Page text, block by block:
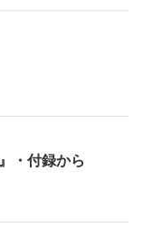
・付録から